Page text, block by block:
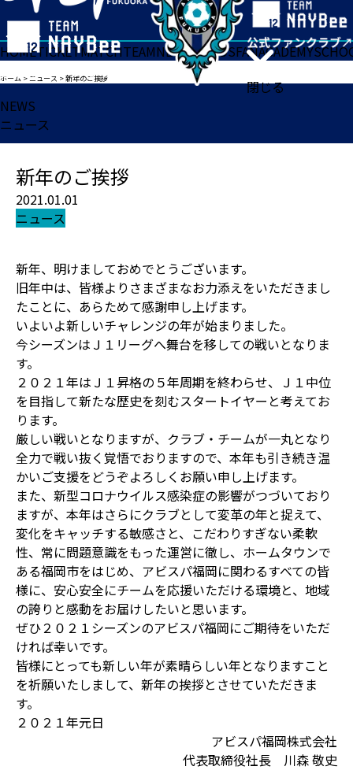
閉じる
HOMETICKETMATCHTEAMNEWSGOODSFANACADEMY
ホーム >ニュース >新年のご挨拶
NEWS
ニュース
新年のご挨拶
2021.01.01
ニュース
新年、明けましておめでとうございます。
旧年中は、皆様よりさまざまなお力添えをいただきまし
たことに、あらためて感謝申し上げます。
いよいよ新しいチャレンジの年が始まりました。
今シーズンはＪ１リーグへ舞台を移しての戦いとなりま
す。
２０２１年はＪ１昇格の５年周期を終わらせ、Ｊ１中位
を目指して新たな歴史を刻むスタートイヤーと考えてお
ります。
厳しい戦いとなりますが、クラブ・チームが一丸となり
全力で戦い抜く覚悟でおりますので、本年も引き続き温
かいご支援をどうぞよろしくお願い申し上げます。
また、新型コロナウイルス感染症の影響がつづいており
ますが、本年はさらにクラブとして変革の年と捉えて、
変化をキャッチする敏感さと、こだわりすぎない柔軟
性、常に問題意識をもった運営に徹し、ホームタウンで
ある福岡市をはじめ、アビスパ福岡に関わるすべての皆
様に、安心安全にチームを応援いただける環境と、地域
の誇りと感動をお届けしたいと思います。
ぜひ２０２１シーズンのアビスパ福岡にご期待をいただ
ければ幸いです。
皆様にとっても新しい年が素晴らしい年となりますこと
を祈願いたしまして、新年の挨拶とさせていただきま
す。
２０２１年元日
アビスパ福岡株式会社
代表取締役社長 川森 敬史